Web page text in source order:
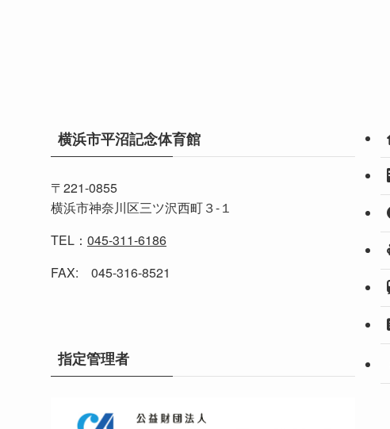
横浜市平沼記念体育館
〒221-0855
横浜市神奈川区三ツ沢西町３-１
TEL： 045-311-6186
FAX: 045-316-8521
指定管理者